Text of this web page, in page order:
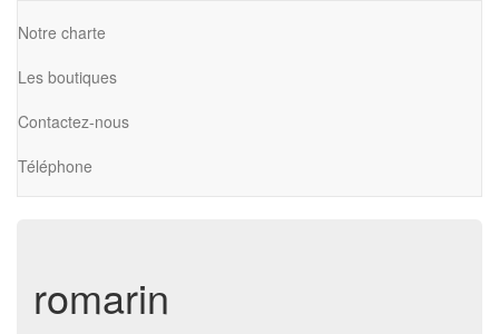
Notre charte
Les boutiques
Contactez-nous
Téléphone
romarin